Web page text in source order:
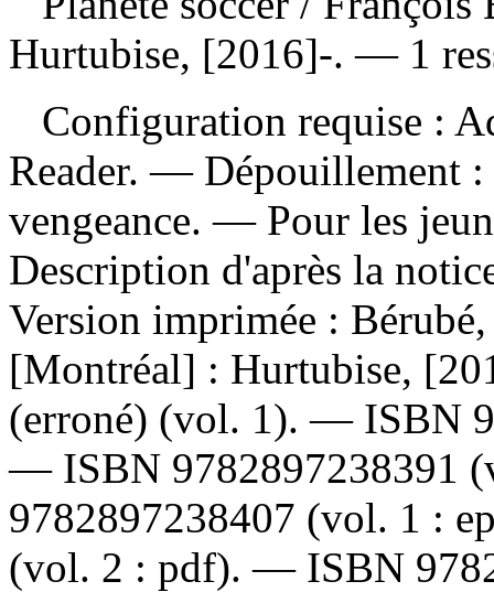
Hurtubise, [2016]-. — 1
Configuration requise :
Reader. — Dépouillement :
vengeance. — Pour les
Description d'après la
Version imprimée :
[Montréal] : Hurtubise,
(erroné) (vol. 1). — ISBN
— ISBN 9782897238391
9782897238407 (vol. 1 :
(vol. 2 : pdf). — ISBN